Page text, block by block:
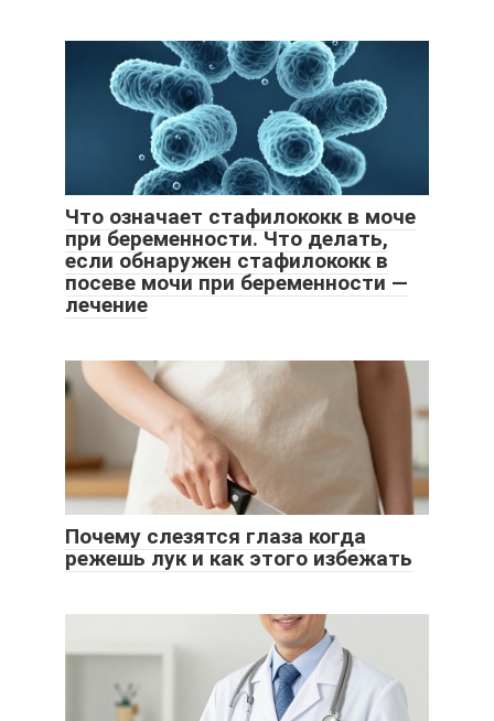
Что означает стафилококк в моче
при беременности. Что делать,
если обнаружен стафилококк в
посеве мочи при беременности —
лечение
Почему слезятся глаза когда
режешь лук и как этого избежать